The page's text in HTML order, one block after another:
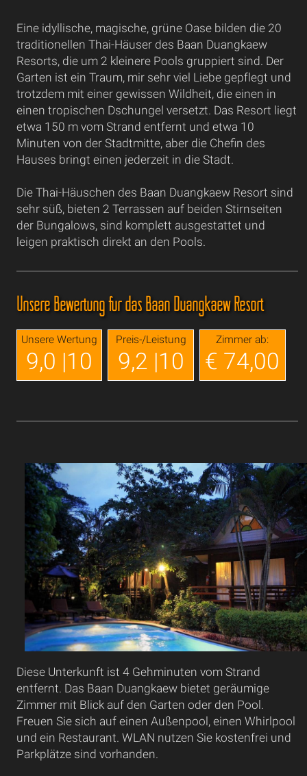
Eine idyllische, magische, grüne Oase bilden die 20
traditionellen Thai-Häuser des Baan Duangkaew
Resorts, die um 2 kleinere Pools gruppiert sind. Der
Garten ist ein Traum, mir sehr viel Liebe gepflegt und
trotzdem mit einer gewissen Wildheit, die einen in
einen tropischen Dschungel versetzt. Das Resort liegt
etwa 150 m vom Strand entfernt und etwa 10
Minuten von der Stadtmitte, aber die Chefin des
Hauses bringt einen jederzeit in die Stadt.
Die Thai-Häuschen des Baan Duangkaew Resort sind
sehr süß, bieten 2 Terrassen auf beiden Stirnseiten
der Bungalows, sind komplett ausgestattet und
leigen praktisch direkt an den Pools.
Unsere Bewertung für das Baan Duangkaew Resort
Unsere Wertung
9,0 |10
Preis-/Leistung
9,2 |10
Zimmer ab:
€ 74,00
Diese Unterkunft ist 4 Gehminuten vom Strand
entfernt. Das Baan Duangkaew bietet geräumige
Zimmer mit Blick auf den Garten oder den Pool.
Freuen Sie sich auf einen Außenpool, einen Whirlpool
und ein Restaurant. WLAN nutzen Sie kostenfrei und
Parkplätze sind vorhanden.